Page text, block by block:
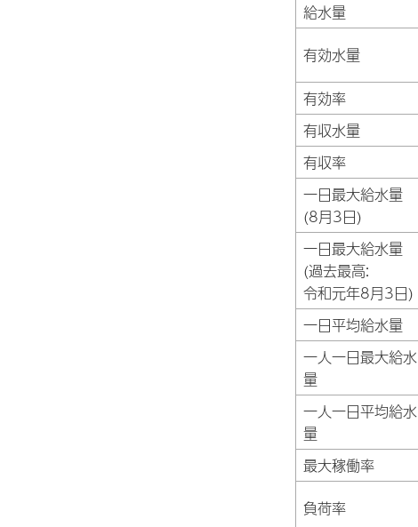
給水量
有効水量
有効率
有収水量
有収率
一日最大給水量
(8月3日)
一日最大給水量
(過去最高:
令和元年8月3日)
一日平均給水量
一人一日最大給水
量
一人一日平均給水
量
最大稼働率
負荷率